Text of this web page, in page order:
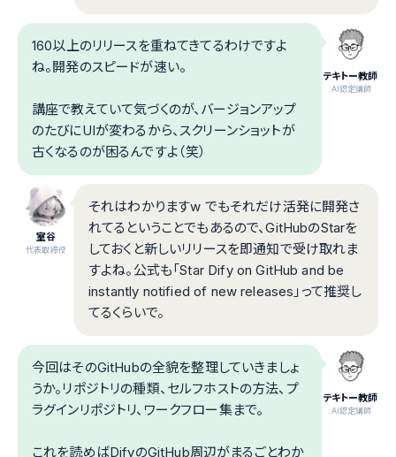
テキトー教師
.AI認定講師
160以上のリリースを重ねてきてるわけですよ
ね。開発のスピードが速い。
講座で教えていて気づくのが、バージョンアップ
のたびにUIが変わるから、スクリーンショットが
古くなるのが困るんですよ（笑）
室谷
代表取締役
それはわかりますw でもそれだけ活発に開発さ
れてるということでもあるので、GitHubのStarを
しておくと新しいリリースを即通知で受け取れま
すよね。公式も「Star Dify on GitHub and be
instantly notified of new releases」って推奨し
てるくらいで。
テキトー教師
.AI認定講師
今回はそのGitHubの全貌を整理していきましょ
うか。リポジトリの種類、セルフホストの方法、プ
ラグインリポジトリ、ワークフロー集まで。
これを読めばDifyのGitHub周辺がまるごとわか